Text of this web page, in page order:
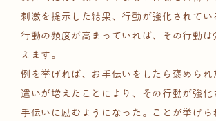
刺激を提示した結果、行動が強化されてい
行動の頻度が高まっていれば、その行動は
えます。
例を挙げれば、お手伝いをしたら褒められ
遣いが増えたことにより、その行動が強化
手伝いに励むようになった。ことが挙げら